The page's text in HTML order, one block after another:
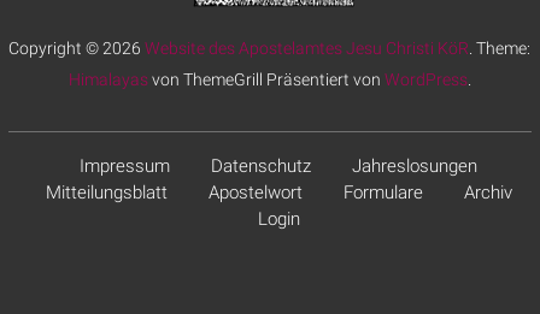
Copyright © 2026Website des Apostelamtes Jesu Christi KöR . Theme:
Himalayasvon ThemeGrill Präsentiert von WordPress.
Impressum Datenschutz
Jahreslosungen
Mitteilungsblatt
Apostelwort Formulare
Archiv
Login